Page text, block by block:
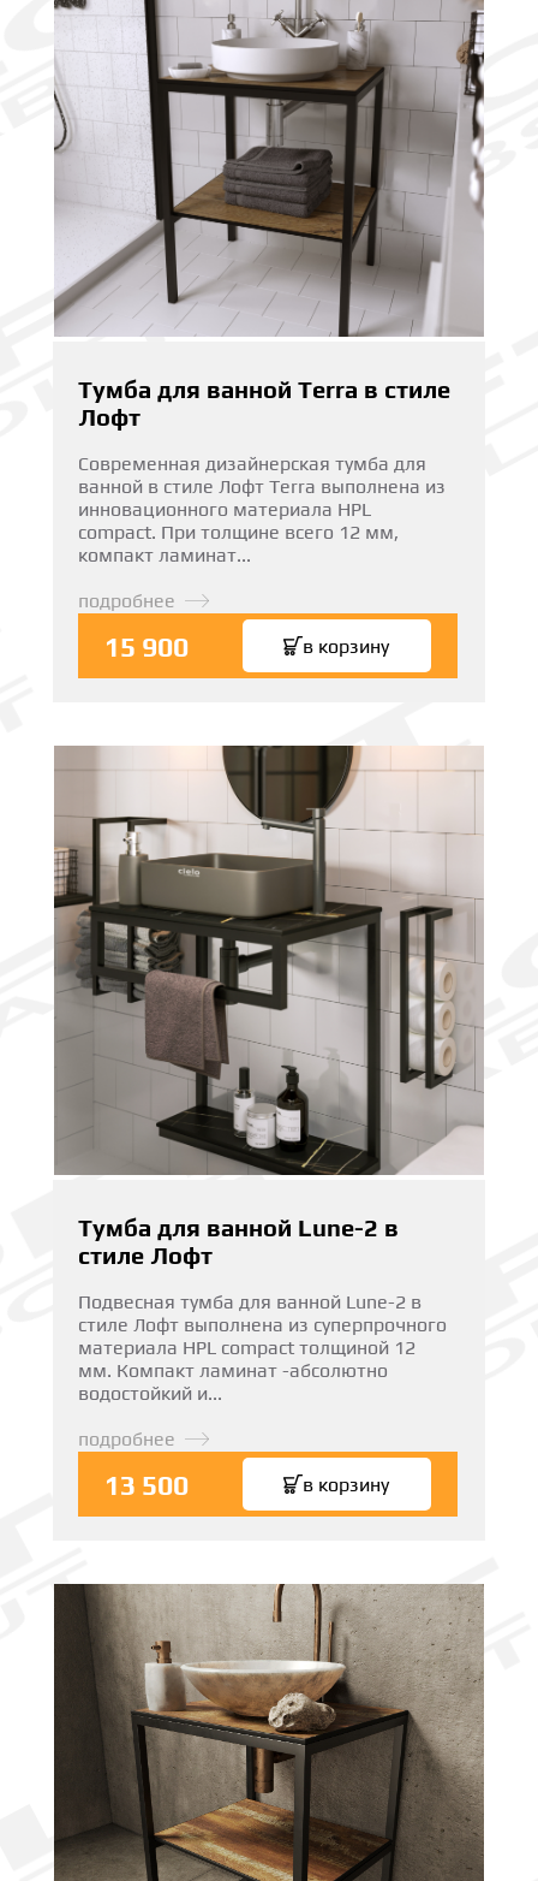
Тумба для ванной Terra в стиле
Лофт
Современная дизайнерская тумба для
ванной в стиле Лофт Terra выполнена из
инновационного материала HPL
compact. При толщине всего 12 мм,
компакт ламинат...
подробнее
15 900 в корзину
Тумба для ванной Lune-2 в
стиле Лофт
Подвесная тумба для ванной Lune-2 в
стиле Лофт выполнена из суперпрочного
материала HPL compact толщиной 12
мм. Компакт ламинат -абсолютно
водостойкий и...
подробнее
13 500 в корзину